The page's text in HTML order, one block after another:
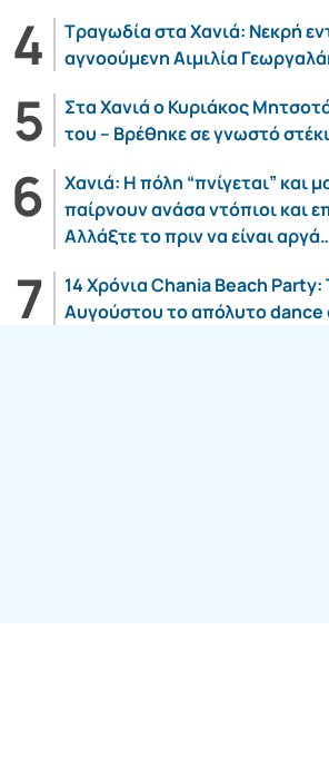
Τραγωδία στα Χανιά: Νεκρή
αγνοούμενη Αιμιλία
Στα Χανιά ο Κυριάκος
του – Βρέθηκε σε γνωστό
Χανιά: Η πόλη “πνίγεται” και
παίρνουν ανάσα ντόπιοι και
Αλλάξτε το πριν να είναι
14 Χρόνια Chania Beach Party:
Αυγούστου το απόλυτο